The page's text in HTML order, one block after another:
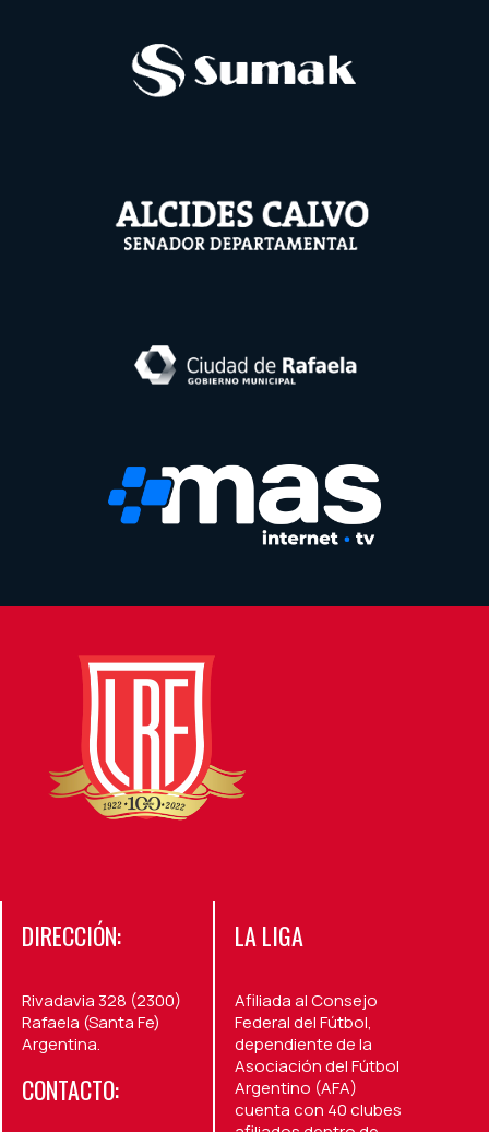
DIRECCIÓN:
Rivadavia 328 (2300)
Rafaela (Santa Fe)
Argentina.
CONTACTO:
LA LIGA
Afiliada al Consejo
Federal del Fútbol,
dependiente de la
Asociación del Fútbol
Argentino (AFA)
cuenta con 40 clubes